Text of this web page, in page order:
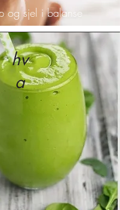
og sjel i balanse
hv
a